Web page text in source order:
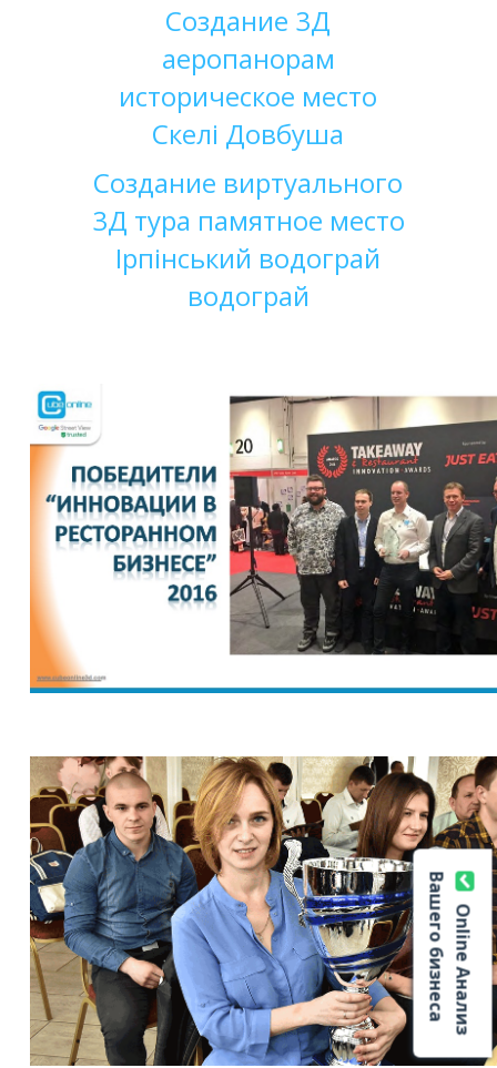
Online Анализ
Вашего бизнеса
Создание 3Д
аеропанорам
историческое место
Скелі Довбуша
Создание виртуального
3Д тура памятное место
Iрпінський водограй
водограй